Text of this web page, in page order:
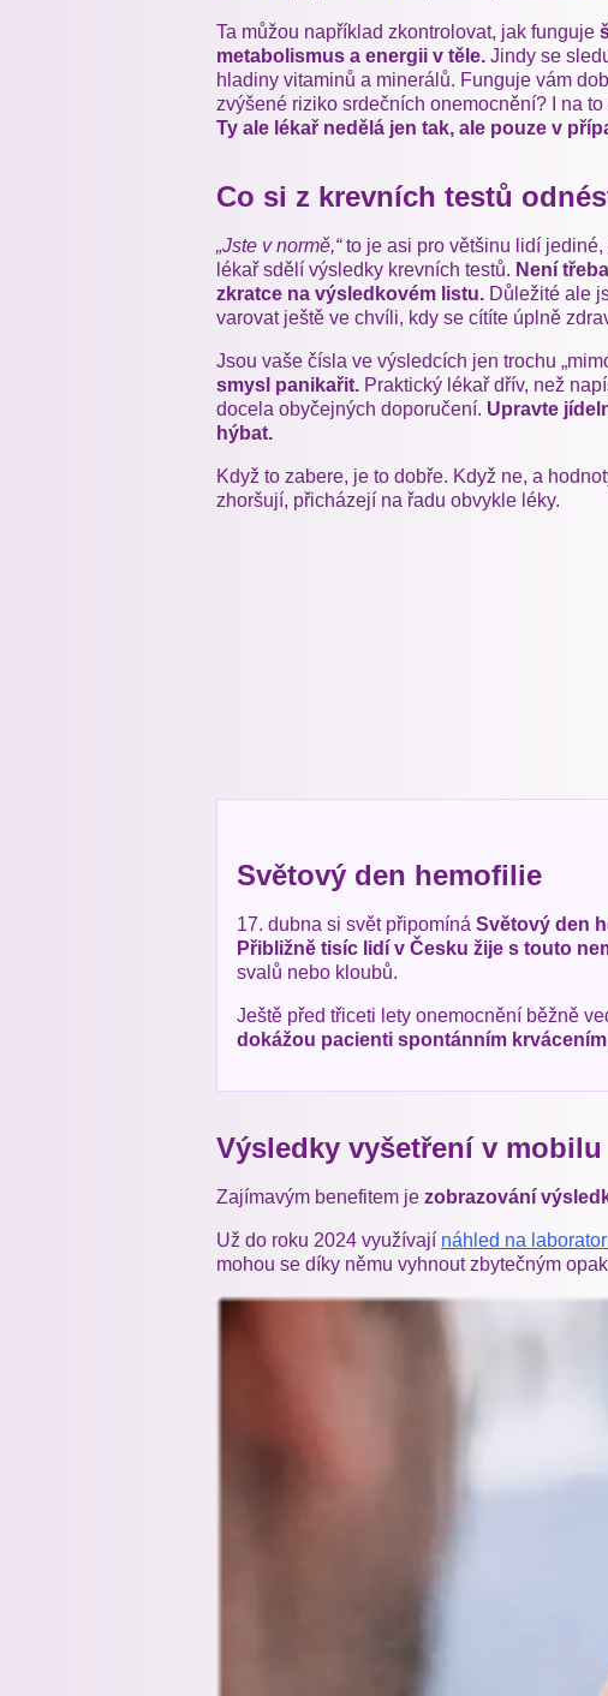
Ta můžou například zkontrolovat, jak funguje
metabolismus a energii v těle. Jindy se
hladiny vitaminů a minerálů. Funguje vám
zvýšené riziko srdečních onemocnění? I na
Ty ale lékař nedělá jen tak, ale pouze v
Co si z krevních testů
„Jste v normě,“to je asi pro většinu lidí
lékař sdělí výsledky krevních testů. Není
zkratce na výsledkovém listu. Důležité ale
varovat ještě ve chvíli, kdy se cítíte úplně
Jsou vaše čísla ve výsledcích jen trochu
smysl panikařit. Praktický lékař dřív, než
docela obyčejných doporučení. Upravte
hýbat.
Když to zabere, je to dobře. Když ne, a
zhoršují, přicházejí na řadu obvykle léky.
Světový den hemofilie
17. dubna si svět připomíná Světový den
Přibližně tisíc lidí v Česku žije s touto
svalů nebo kloubů.
Ještě před třiceti lety onemocnění běžně
dokážou pacienti spontánním
Výsledky vyšetření v mobilu
Zajímavým benefitem je zobrazování
Už do roku 2024 využívají náhled na
mohou se díky němu vyhnout zbytečným